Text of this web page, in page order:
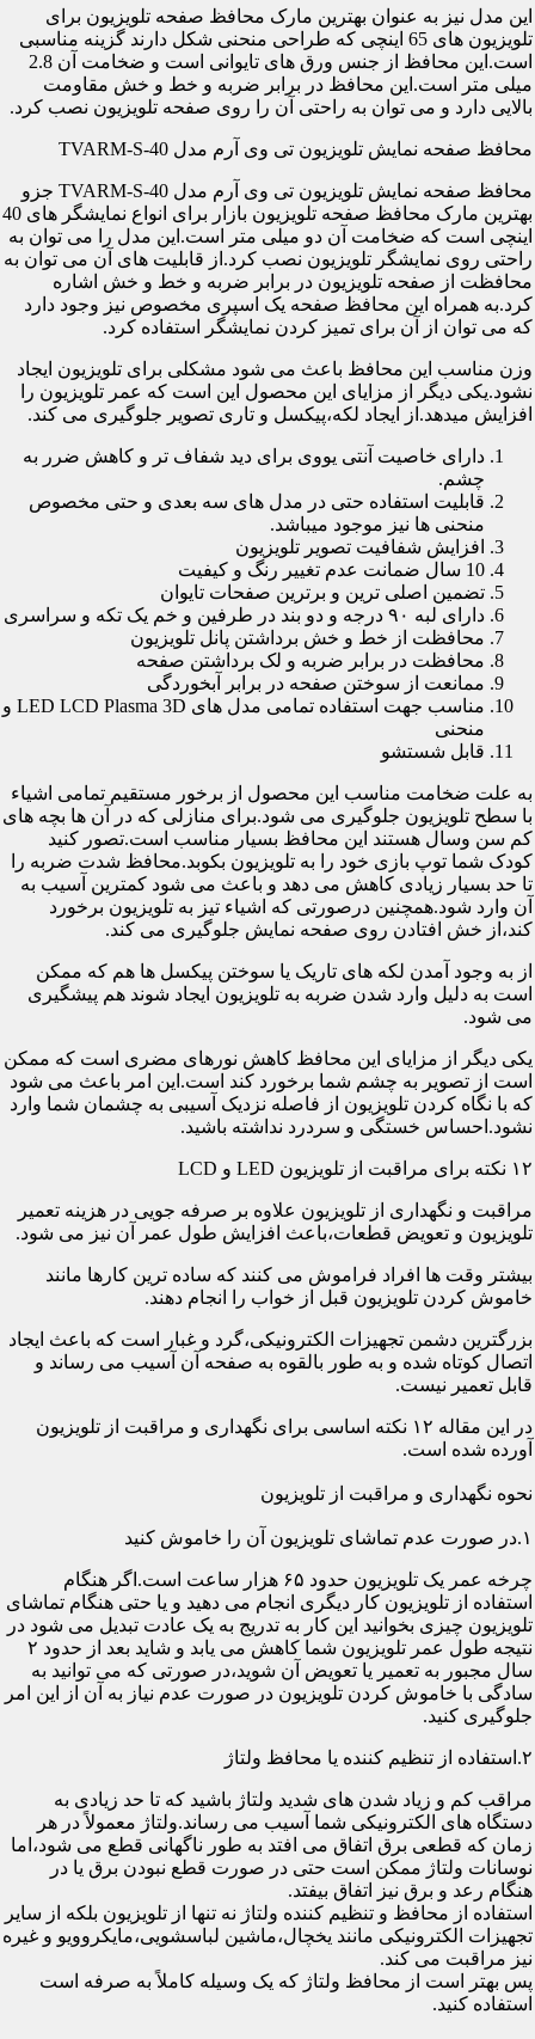
این مدل نیز به عنوان بهترین مارک محافظ صفحه تلویزیون برای
تلویزیون های 65 اینچی که طراحی منحنی شکل دارند گزینه مناسبی
است.این محافظ از جنس ورق های تایوانی است و ضخامت آن 2.8
میلی متر است.این محافظ در برابر ضربه و خط و خش مقاومت
بالایی دارد و می توان به راحتی آن را روی صفحه تلویزیون نصب کرد.
محافظ صفحه نمایش تلویزیون تی وی آرم مدل TVARM-S-40
محافظ صفحه نمایش تلویزیون تی وی آرم مدل TVARM-S-40 جزو
بهترین مارک محافظ صفحه تلویزیون بازار برای انواع نمایشگر های 40
اینچی است که ضخامت آن دو میلی متر است.این مدل را می توان به
راحتی روی نمایشگر تلویزیون نصب کرد.از قابلیت های آن می توان به
محافظت از صفحه تلویزیون در برابر ضربه و خط و خش اشاره
کرد.به همراه این محافظ صفحه یک اسپری مخصوص نیز وجود دارد
که می توان از آن برای تمیز کردن نمایشگر استفاده کرد.
وزن مناسب این محافظ باعث می شود مشکلی برای تلویزیون ایجاد
نشود.یکی دیگر از مزایای این محصول این است که عمر تلویزیون را
افزایش میدهد.از ایجاد لکه،پیکسل و تاری تصویر جلوگیری می کند.
دارای خاصیت آنتی یووی برای دید شفاف تر و کاهش ضرر به
چشم.
قابلیت استفاده حتی در مدل های سه بعدی و حتی مخصوص
منحنی ها نیز موجود میباشد.
افزایش شفافیت تصویر تلویزیون
10 سال ضمانت عدم تغییر رنگ و کیفیت
تضمین اصلی ترین و برترین صفحات تایوان
دارای لبه ۹۰ درجه و دو بند در طرفین و خم یک تکه و سراسری
محافظت از خط و خش برداشتن پانل تلویزیون
محافظت در برابر ضربه و لک برداشتن صفحه
ممانعت از سوختن صفحه در برابر آبخوردگی
مناسب جهت استفاده تمامی مدل های LED LCD Plasma 3D و
منحنی
قابل شستشو
به علت ضخامت مناسب این محصول از برخور مستقیم تمامی اشیاء
با سطح تلویزیون جلوگیری می شود.برای منازلی که در آن ها بچه های
کم سن وسال هستند این محافظ بسیار مناسب است.تصور کنید
کودک شما توپ بازی خود را به تلویزیون بکوبد.محافظ شدت ضربه را
تا حد بسیار زیادی کاهش می دهد و باعث می شود کمترین آسیب به
آن وارد شود.همچنین درصورتی که اشیاء تیز به تلویزیون برخورد
کند،از خش افتادن روی صفحه نمایش جلوگیری می کند.
از به وجود آمدن لکه های تاریک یا سوختن پیکسل ها هم که ممکن
است به دلیل وارد شدن ضربه به تلویزیون ایجاد شوند هم پیشگیری
می شود.
یکی دیگر از مزایای این محافظ کاهش نورهای مضری است که ممکن
است از تصویر به چشم شما برخورد کند است.این امر باعث می شود
که با نگاه کردن تلویزیون از فاصله نزدیک آسیبی به چشمان شما وارد
نشود.احساس خستگی و سردرد نداشته باشید.
۱۲ نکته برای مراقبت از تلویزیون LED و LCD
مراقبت و نگهداری از تلویزیون علاوه بر صرفه جویی در هزینه تعمیر
تلویزیون و تعویض قطعات،باعث افزایش طول عمر آن نیز می شود.
بیشتر وقت ها افراد فراموش می کنند که ساده ترین کارها مانند
خاموش کردن تلویزیون قبل از خواب را انجام دهند.
بزرگترین دشمن تجهیزات الکترونیکی،گرد و غبار است که باعث ایجاد
اتصال کوتاه شده و به طور بالقوه به صفحه آن آسیب می رساند و
قابل تعمیر نیست.
در این مقاله ۱۲ نکته اساسی برای نگهداری و مراقبت از تلویزیون
آورده شده است.
نحوه نگهداری و مراقبت از تلویزیون
۱.در صورت عدم تماشای تلویزیون آن را خاموش کنید
چرخه عمر یک تلویزیون حدود ۶۵ هزار ساعت است.اگر هنگام
استفاده از تلویزیون کار دیگری انجام می دهید و یا حتی هنگام تماشای
تلویزیون چیزی بخوانید این کار به تدریج به یک عادت تبدیل می شود در
نتیجه طول عمر تلویزیون شما کاهش می یابد و شاید بعد از حدود ۲
سال مجبور به تعمیر یا تعویض آن شوید،در صورتی که می توانید به
سادگی با خاموش کردن تلویزیون در صورت عدم نیاز به آن از این امر
جلوگیری کنید.
۲.استفاده از تنظیم کننده یا محافظ ولتاژ
مراقب کم و زیاد شدن های شدید ولتاژ باشید که تا حد زیادی به
دستگاه های الکترونیکی شما آسیب می رساند.ولتاژ معمولاً در هر
زمان که قطعی برق اتفاق می افتد به طور ناگهانی قطع می شود،اما
نوسانات ولتاژ ممکن است حتی در صورت قطع نبودن برق یا در
هنگام رعد و برق نیز اتفاق بیفتد.
استفاده از محافظ و تنظیم کننده ولتاژ نه تنها از تلویزیون بلکه از سایر
تجهیزات الکترونیکی مانند یخچال،ماشین لباسشویی،مایکروویو و غیره
نیز مراقبت می کند.
پس بهتر است از محافظ ولتاژ که یک وسیله کاملاً به صرفه است
استفاده کنید.